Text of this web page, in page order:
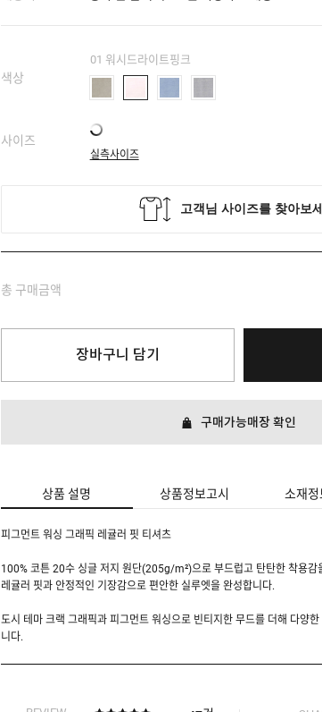
색상
01 워시드라이트핑크
사이즈
실측사이즈
총 구매금액
장바구니 담기
구매가능매장 확인
상품 설명 상품정보고시 소재정
피그먼트 워싱 그래픽 레귤러 핏 티셔츠
100% 코튼 20수 싱글 저지 원단(205g/m²)으로 부드럽고 탄탄한 착용감
레귤러 핏과 안정적인 기장감으로 편안한 실루엣을 완성합니다.
도시 테마 크랙 그래픽과 피그먼트 워싱으로 빈티지한 무드를 더해 다양
니다.